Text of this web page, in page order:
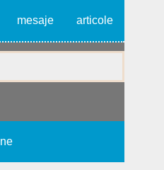
mesaje articole